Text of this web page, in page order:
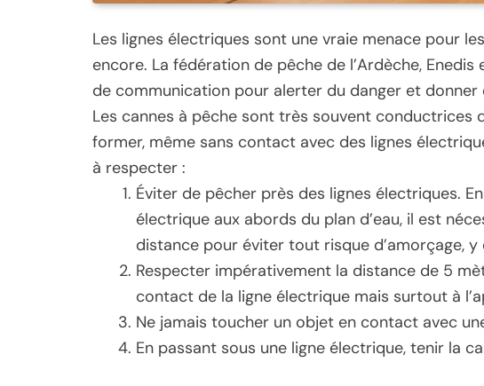
Les lignes électriques sont une vraie menace pour
encore. La fédération de pêche de l’Ardèche,
de communication pour alerter du danger et donner
Les cannes à pêche sont très souvent conductrices
former, même sans contact avec des lignes
à respecter :
Éviter de pêcher près des lignes électriques.
électrique aux abords du plan d’eau, il est
distance pour éviter tout risque d’amorçage,
Respecter impérativement la distance de 5
contact de la ligne électrique mais surtout à
Ne jamais toucher un objet en contact avec
En passant sous une ligne électrique, tenir la